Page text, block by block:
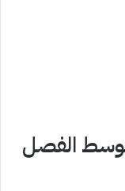
الفصل